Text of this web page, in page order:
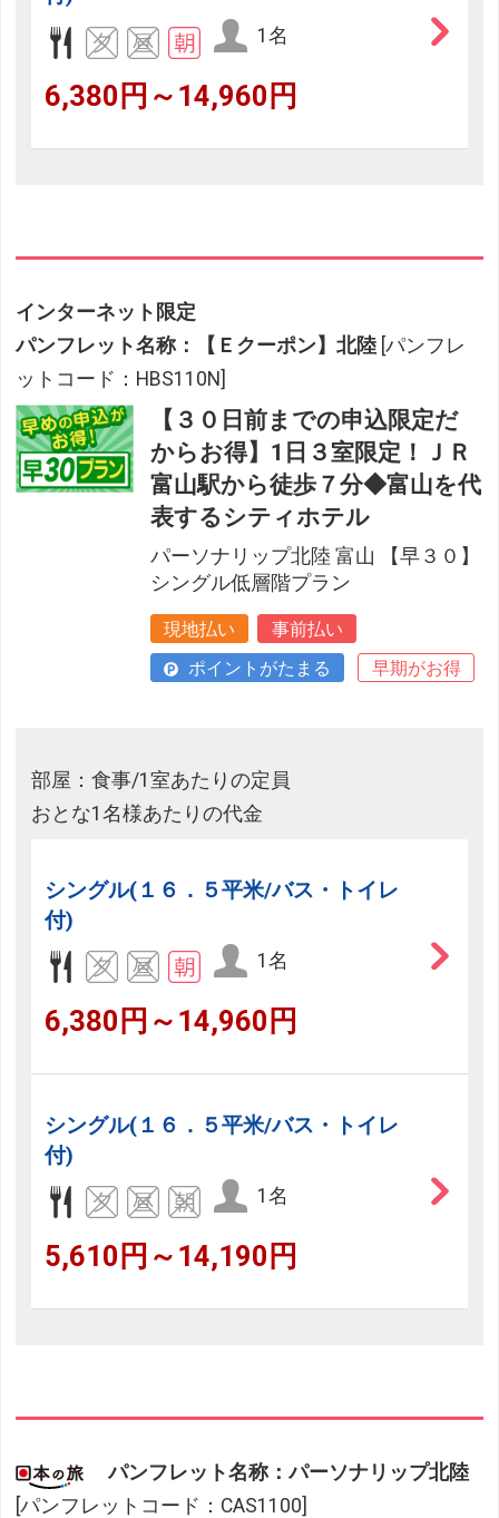
1名
6,380円～14,960円
インターネット限定
パンフレット名称：【Ｅクーポン】北陸 [パンフレ
ットコード：HBS110N]
【３０日前までの申込限定だ
からお得】1日３室限定！ＪＲ
富山駅から徒歩７分◆富山を代
表するシティホテル
パーソナリップ北陸 富山 【早３０】
シングル低層階プラン
現地払い
事前払い
ポイントがたまる
早期がお得
部屋：食事/1室あたりの定員
おとな1名様あたりの代金
シングル(１６．５平米/バス・トイレ
付)
1名
6,380円～14,960円
シングル(１６．５平米/バス・トイレ
付)
1名
5,610円～14,190円
パンフレット名称：パーソナリップ北陸
[パンフレットコード：CAS1100]